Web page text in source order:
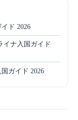
ド 2026
イナ入国ガイド
ガイド 2026